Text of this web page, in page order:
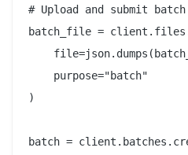
# Upload and submit batch
batch_file =
    purpose="batch"
)
batch =